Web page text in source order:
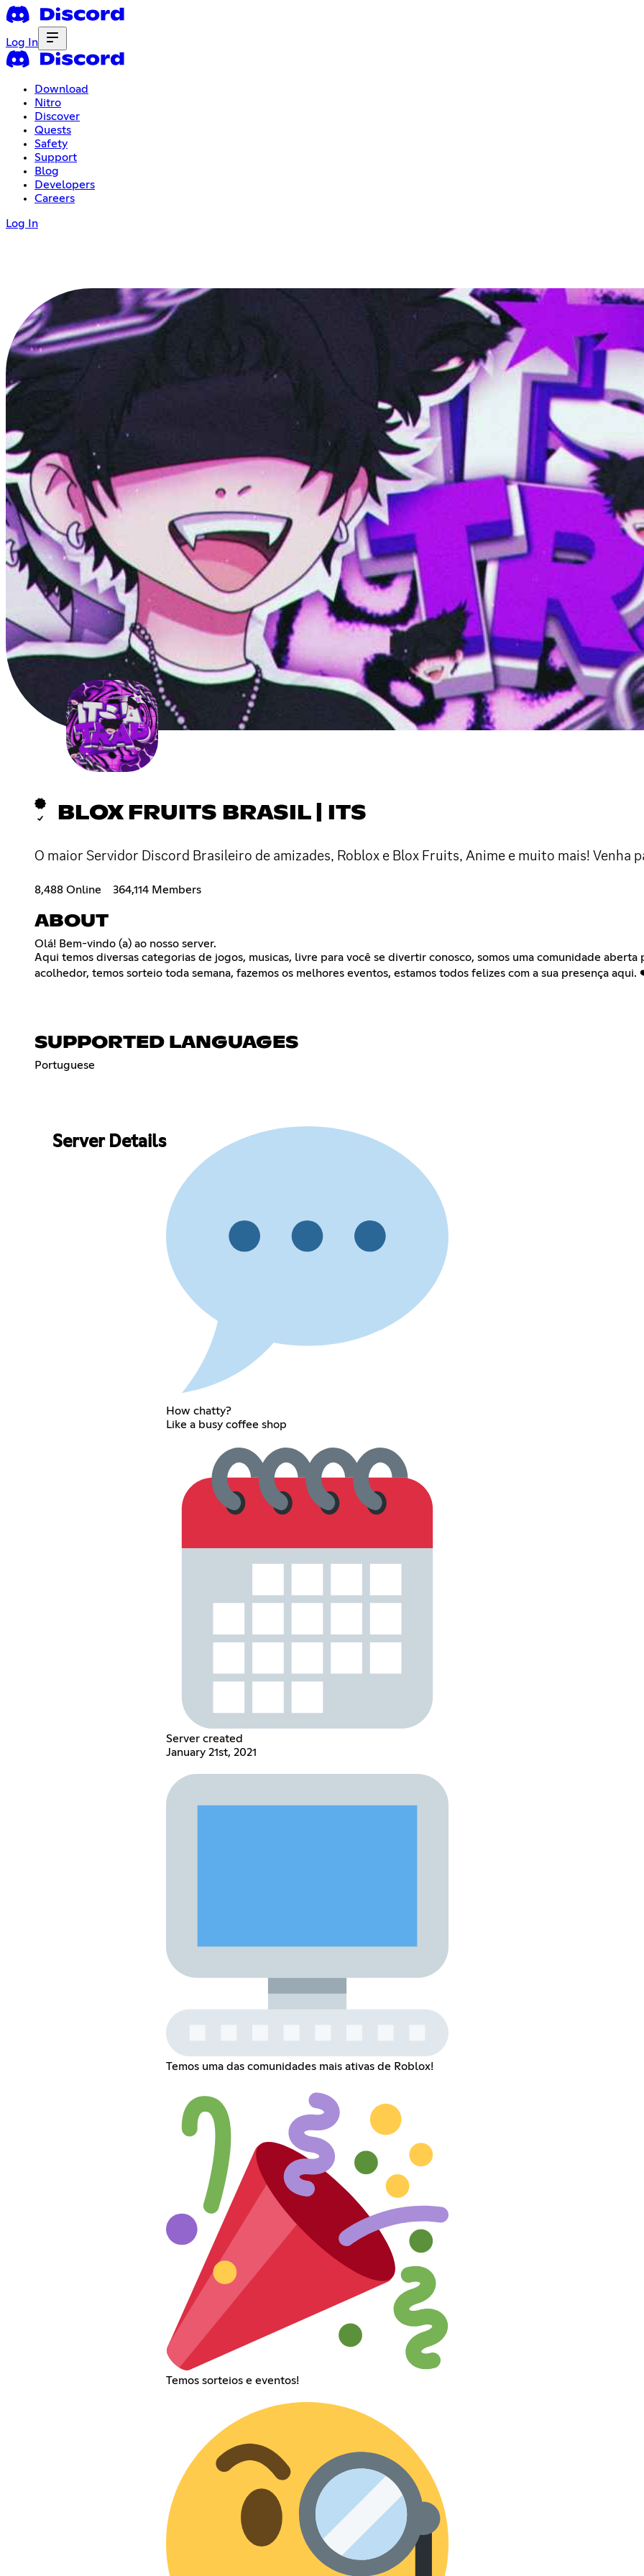
Log In
Download
Nitro
Discover
Quests
Safety
Support
Blog
Developers
Careers
Log In
BLOX FRUITS BRASIL | ITS
O maior Servidor Discord Brasileiro de amizades, Roblox e Blox Fruits, Anime e muito mais!
8,488 Online 364,114 Members
ABOUT
Olá! Bem-vindo (a) ao nosso server.
Aqui temos diversas categorias de jogos, musicas, livre para você se divertir conosco, somos uma comunidade aberta
acolhedor, temos sorteio toda semana, fazemos os melhores eventos, estamos todos felizes com a sua presença aqui.
SUPPORTED LANGUAGES
Portuguese
Server Details
How chatty?
Like a busy coffee shop
Server created
January 21st, 2021
Temos uma das comunidades mais ativas de Roblox!
Temos sorteios e eventos!